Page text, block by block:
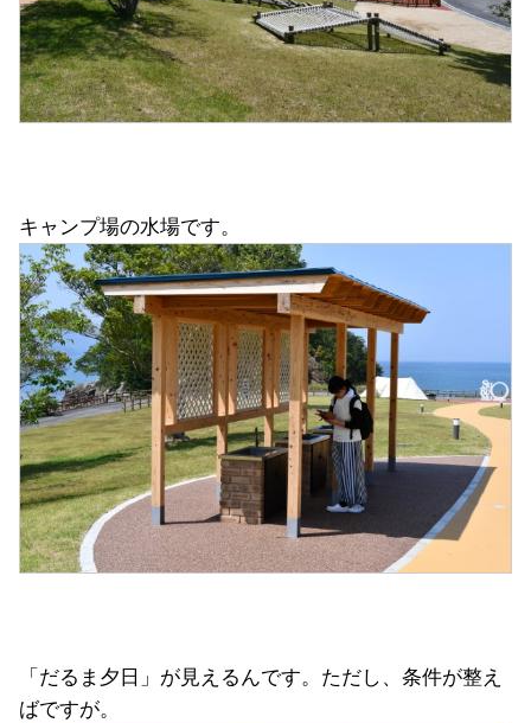
キャンプ場の水場です。
「だるま夕日」が見えるんです。ただし、条件が整え
ばですが。